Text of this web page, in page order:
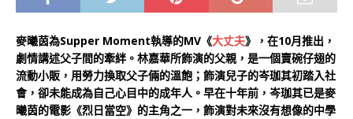
麥曦茵為Supper Moment執導的MV《大丈夫》，在10月推出，
劇情講述父子間的牽絆。林嘉華所飾演的父親，是一個賣碗仔翅的
流動小販，用勞力換取父子倆的溫飽；飾演兒子的岑珈其初踏入社
會，卻未能成為自己心目中的成年人。早在十年前，岑珈其已是麥
曦茵的電影《烈日當空》的主角之一，飾演對未來沒有想像的中學